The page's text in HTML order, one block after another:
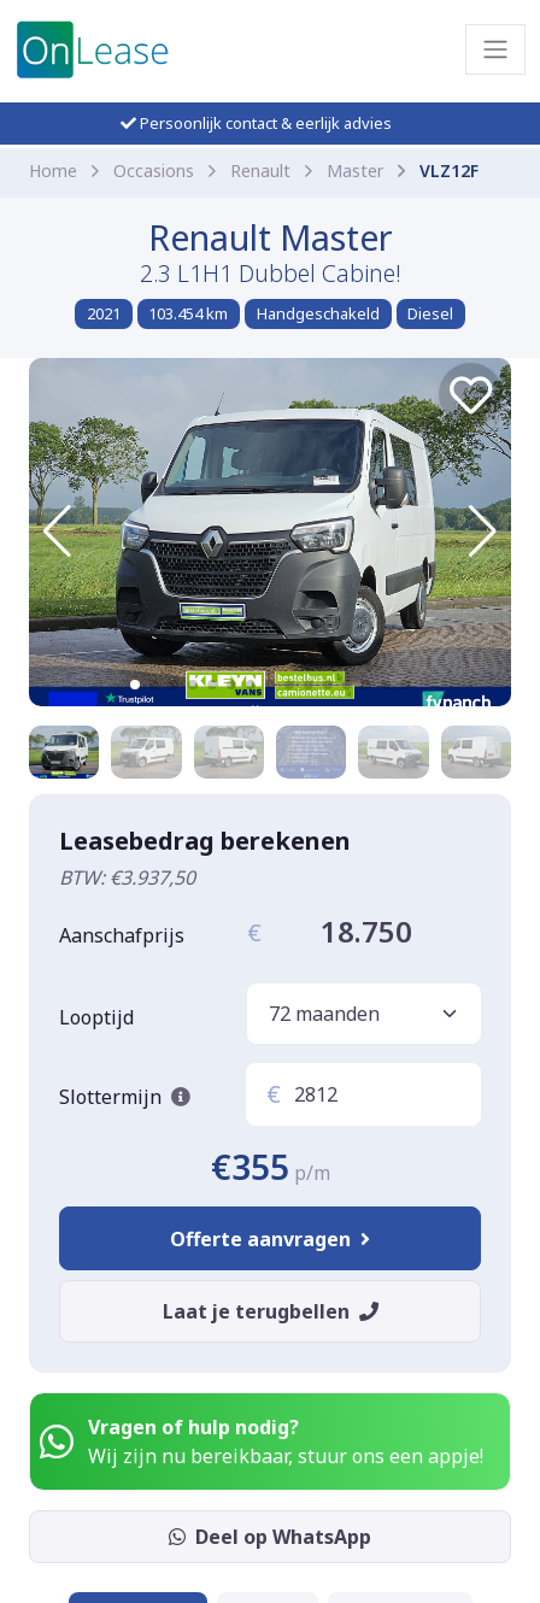
Persoonlijk contact & eerlijk advies
Home Occasions Renault Master VLZ12F
Renault Master
2.3 L1H1 Dubbel Cabine!
2021 103.454 km Handgeschakeld Diesel
Leasebedrag berekenen
BTW: €3.937,50
Aanschafprijs € 18.750
Looptijd
Slottermijn €
€355 p/m
Offerte aanvragen
Laat je terugbellen
Vragen of hulp nodig?
Wij zijn nu bereikbaar, stuur ons een appje!
Deel op WhatsApp